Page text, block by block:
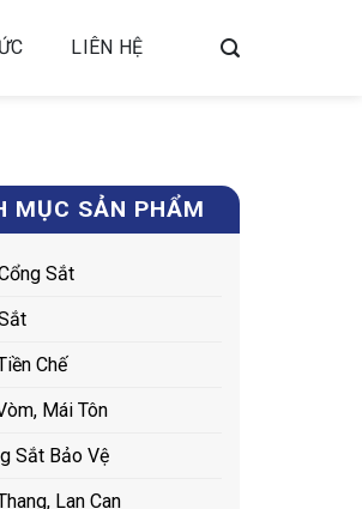
LIÊN HỆ
MỤC SẢN PHẨM
Sắt
Chế
Mái Tôn
Sắt Bảo Vệ
Lan Can